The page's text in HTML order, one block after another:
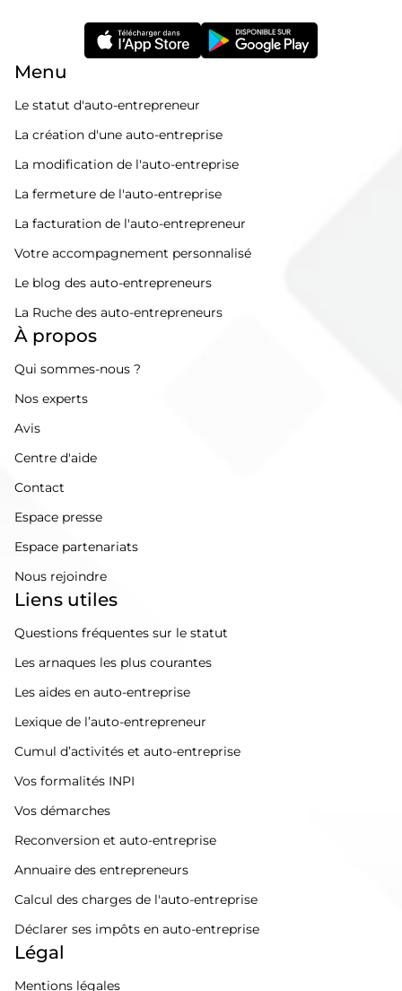
Menu
Le statut d'auto-entrepreneur
La création d'une auto-entreprise
La modification de l'auto-entreprise
La fermeture de l'auto-entreprise
La facturation de l'auto-entrepreneur
Votre accompagnement personnalisé
Le blog des auto-entrepreneurs
La Ruche des auto-entrepreneurs
À propos
Qui sommes-nous ?
Nos experts
Avis
Centre d'aide
Contact
Espace presse
Espace partenariats
Nous rejoindre
Liens utiles
Questions fréquentes sur le statut
Les arnaques les plus courantes
Les aides en auto-entreprise
Lexique de l’auto-entrepreneur
Cumul d’activités et auto-entreprise
Vos formalités INPI
Vos démarches
Reconversion et auto-entreprise
Annuaire des entrepreneurs
Calcul des charges de l'auto-entreprise
Déclarer ses impôts en auto-entreprise
Légal
Mentions légales